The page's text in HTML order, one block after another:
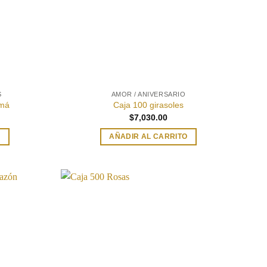
AMOR / ANIVERSARIO
Caja 100 girasoles
$7,030.00
AÑADIR AL CARRITO